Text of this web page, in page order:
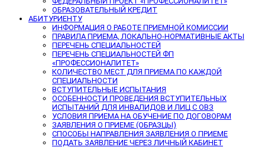
ОБРАЗОВАТЕЛЬНЫЙ КРЕДИТ
АБИТУРИЕНТУ
ИНФОРМАЦИЯ О РАБОТЕ ПРИЕМНОЙ КОМИССИИ
ПРАВИЛА ПРИЕМА, ЛОКАЛЬНО-НОРМАТИВНЫЕ АКТЫ
ПЕРЕЧЕНЬ СПЕЦИАЛЬНОСТЕЙ
ПЕРЕЧЕНЬ СПЕЦИАЛЬНОСТЕЙ ФП
«ПРОФЕССИОНАЛИТЕТ»
КОЛИЧЕСТВО МЕСТ ДЛЯ ПРИЕМА ПО КАЖДОЙ
СПЕЦИАЛЬНОСТИ
ВСТУПИТЕЛЬНЫЕ ИСПЫТАНИЯ
ОСОБЕННОСТИ ПРОВЕДЕНИЯ ВСТУПИТЕЛЬНЫХ
ИСПЫТАНИЙ ДЛЯ ИНВАЛИДОВ И ЛИЦ С ОВЗ
УСЛОВИЯ ПРИЕМА НА ОБУЧЕНИЕ ПО ДОГОВОРАМ
ЗАЯВЛЕНИЯ О ПРИЕМЕ (ОБРАЗЦЫ)
СПОСОБЫ НАПРАВЛЕНИЯ ЗАЯВЛЕНИЯ О ПРИЕМЕ
ПОДАТЬ ЗАЯВЛЕНИЕ ЧЕРЕЗ ЛИЧНЫЙ КАБИНЕТ